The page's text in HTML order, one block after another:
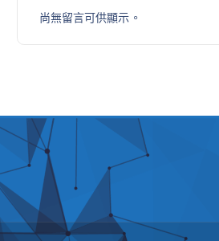
尚無留言可供顯示。